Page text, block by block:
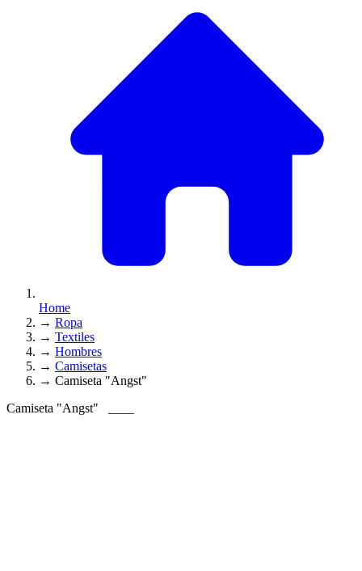
Home
→ Ropa
→ Textiles
→ Hombres
→ Camisetas
→ Camiseta "Angst"
Camiseta "Angst"